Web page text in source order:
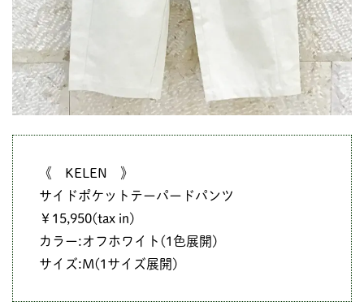
《 KELEN 》
サイドポケットテーパードパンツ
￥15,950(tax in)
カラー:オフホワイト(1色展開)
サイズ:M(1サイズ展開)